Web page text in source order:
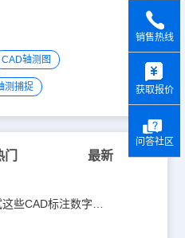
CAD轴测图
测捕捉
最新
CAD标注数字太小？试试这些CAD标注数字大小调整技巧！
销售热线
获取报价
问答社区